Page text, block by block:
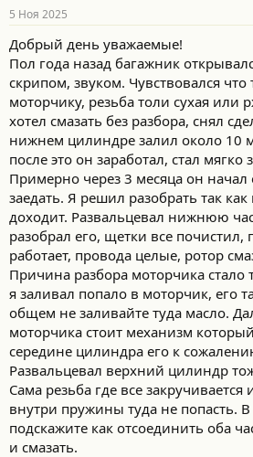
н
о
с
т
и
5 Ноя 2025
Добрый день уважаемые!
Пол года назад багажник
скрипом, звуком. Чувствовался что
моторчику, резьба толи сухая или
хотел смазать без разбора, снял
нижнем цилиндре залил около 10
после это он заработал, стал мягко
Примерно через 3 месяца он начал
заедать. Я решил разобрать так
доходит. Развальцевал нижнюю
разобрал его, щетки все
работает, провода целые, ротор
Причина разбора моторчика стало
я заливал попало в моторчик, его
общем не заливайте туда масло.
моторчика стоит механизм
середине цилиндра его к
Развальцевал верхний цилиндр
Сама резьба где все закручивается
внутри пружины туда не попасть.
подскажите как отсоединить оба
и смазать.